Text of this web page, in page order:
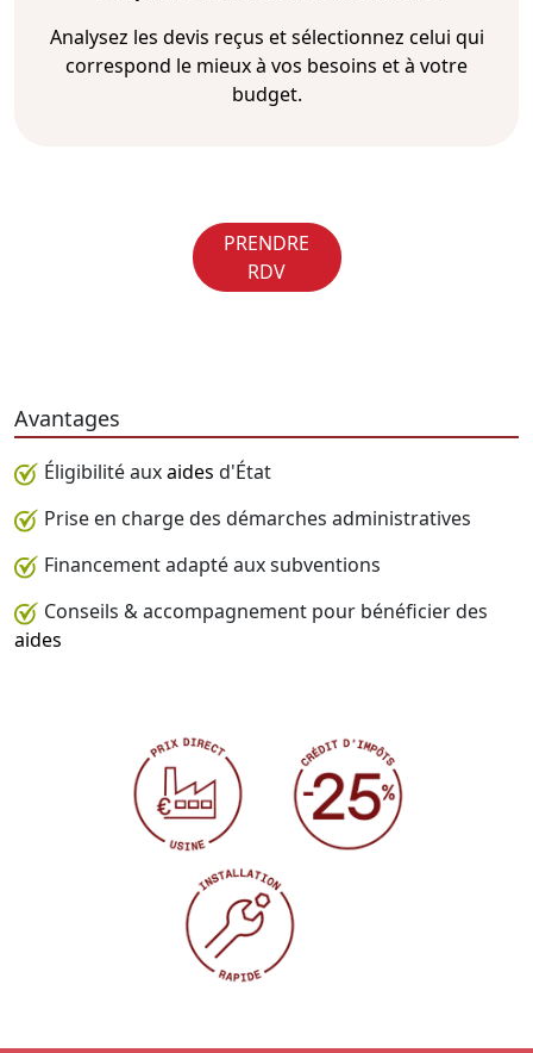
Analysez les devis reçus et sélectionnez celui qui
correspond le mieux à vos besoins et à votre
budget.
PRENDRE
RDV
Avantages
Éligibilité auxaides d'État
Prise en charge des démarches administratives
Financement adapté aux subventions
Conseils & accompagnement pour bénéficier des
aides